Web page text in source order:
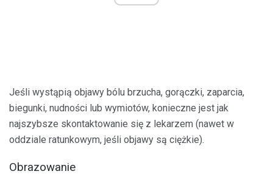
Jeśli wystąpią objawy bólu brzucha, gorączki, zaparcia,
biegunki, nudności lub wymiotów, konieczne jest jak
najszybsze skontaktowanie się z lekarzem (nawet w
oddziale ratunkowym, jeśli objawy są ciężkie).
Obrazowanie